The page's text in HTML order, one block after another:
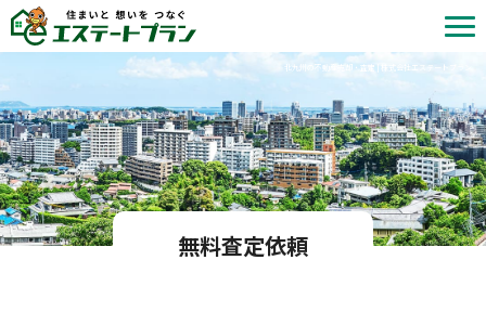
北九州の不動産売却・査定 | 株式会社エステートプラン
無料査定依頼